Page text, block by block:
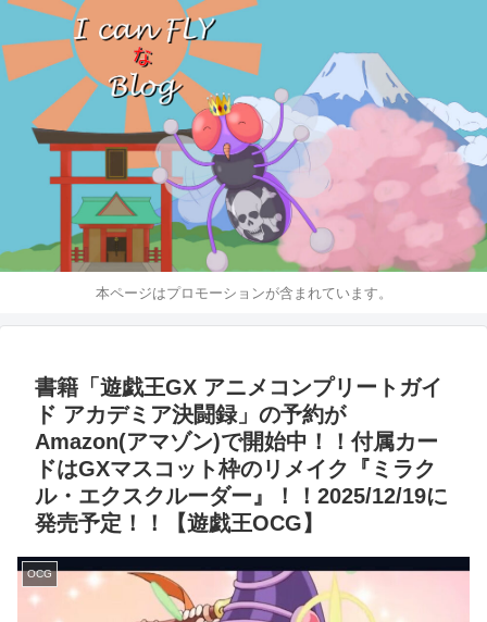
本ページはプロモーションが含まれています。
書籍「遊戯王GX アニメコンプリートガイ
ド アカデミア決闘録」の予約が
Amazon(アマゾン)で開始中！！付属カー
ドはGXマスコット枠のリメイク『ミラク
ル・エクスクルーダー』！！2025/12/19に
発売予定！！【遊戯王OCG】
OCG